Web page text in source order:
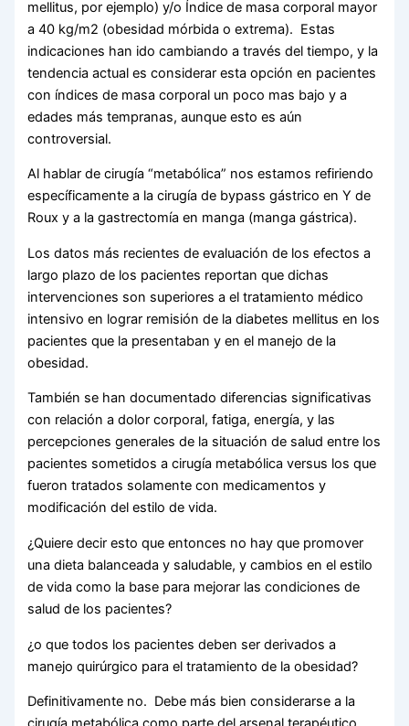
mellitus, por ejemplo) y/o Índice de masa corporal mayor
a 40 kg/m2 (obesidad mórbida o extrema). Estas
indicaciones han ido cambiando a través del tiempo, y la
tendencia actual es considerar esta opción en pacientes
con índices de masa corporal un poco mas bajo y a
edades más tempranas, aunque esto es aún
controversial.
Al hablar de cirugía “metabólica” nos estamos refiriendo
específicamente a la cirugía de bypass gástrico en Y de
Roux y a la gastrectomía en manga (manga gástrica).
Los datos más recientes de evaluación de los efectos a
largo plazo de los pacientes reportan que dichas
intervenciones son superiores a el tratamiento médico
intensivo en lograr remisión de la diabetes mellitus en los
pacientes que la presentaban y en el manejo de la
obesidad.
También se han documentado diferencias significativas
con relación a dolor corporal, fatiga, energía, y las
percepciones generales de la situación de salud entre los
pacientes sometidos a cirugía metabólica versus los que
fueron tratados solamente con medicamentos y
modificación del estilo de vida.
¿Quiere decir esto que entonces no hay que promover
una dieta balanceada y saludable, y cambios en el estilo
de vida como la base para mejorar las condiciones de
salud de los pacientes?
¿o que todos los pacientes deben ser derivados a
manejo quirúrgico para el tratamiento de la obesidad?
Definitivamente no. Debe más bien considerarse a la